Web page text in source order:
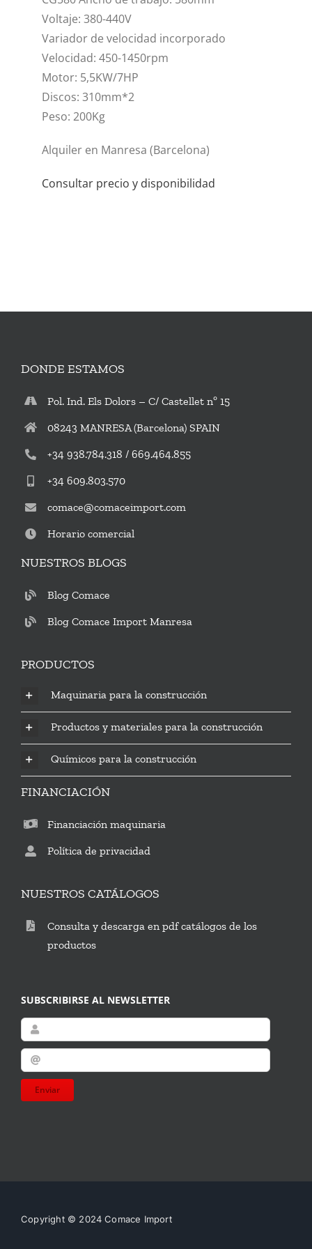
VIDEOS
CONTACTO
Voltaje: 380-440V
Variador de velocidad incorporado
Velocidad: 450-1450rpm
Motor: 5,5KW/7HP
Discos: 310mm*2
Peso: 200Kg
Alquiler en Manresa (Barcelona)
Consultar precio y disponibilidad
DONDE ESTAMOS
Pol. Ind. Els Dolors – C/ Castellet nº 15
08243 MANRESA (Barcelona) SPAIN
+34 938.784.318 / 669.464.855
+34 609.803.570
comace@comaceimport.com
Horario comercial
NUESTROS BLOGS
Blog Comace
Blog Comace Import Manresa
PRODUCTOS
Maquinaria para la construcción
Productos y materiales para la construcción
Químicos para la construcción
FINANCIACIÓN
Financiación maquinaria
Política de privacidad
NUESTROS CATÁLOGOS
Consulta y descarga en pdf catálogos de los
productos
SUBSCRIBIRSE AL NEWSLETTER
Enviar
Copyright © 2024 Comace Import